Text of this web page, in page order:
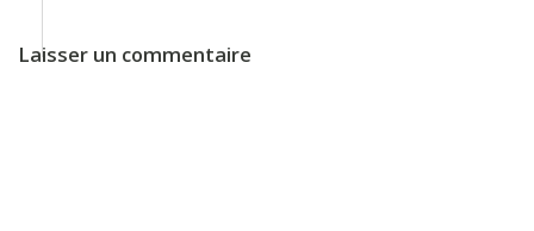
Laisser un commentaire